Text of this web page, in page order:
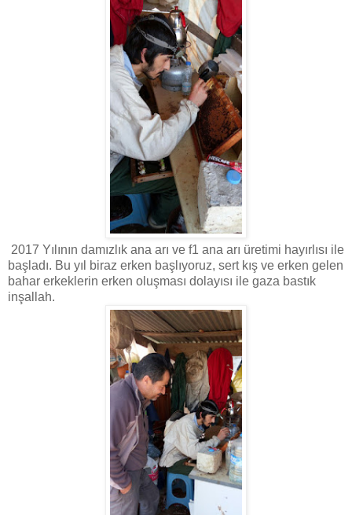
2017 Yılının damızlık ana arı ve f1 ana arı üretimi hayırlısı ile
başladı. Bu yıl biraz erken başlıyoruz, sert kış ve erken gelen
bahar erkeklerin erken oluşması dolayısı ile gaza bastık
inşallah.